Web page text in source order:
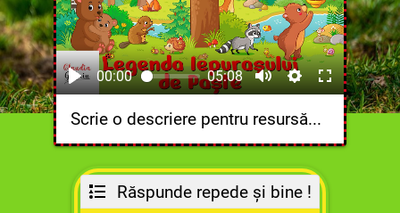
00:00 05:08
Scrie o descriere pentru resursă...
Răspunde repede și bine !